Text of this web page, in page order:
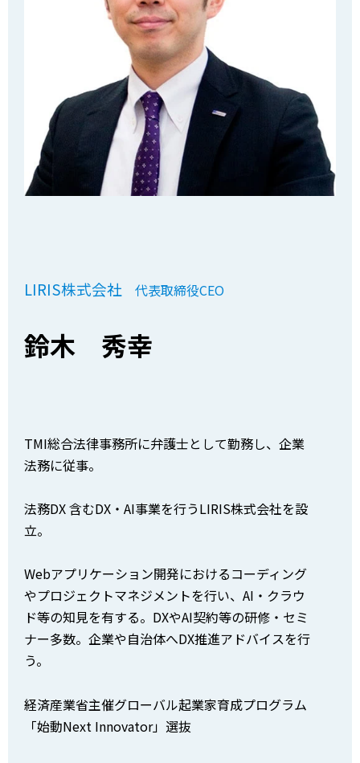
LIRIS株式会社 代表取締役CEO
鈴木 秀幸
TMI総合法律事務所に弁護士として勤務し、企業
法務に従事。
法務DX 含むDX・AI事業を行うLIRIS株式会社を設
立。
Webアプリケーション開発におけるコーディング
やプロジェクトマネジメントを行い、AI・クラウ
ド等の知見を有する。DXやAI契約等の研修・セミ
ナー多数。企業や自治体へDX推進アドバイスを行
う。
経済産業省主催グローバル起業家育成プログラム
「始動Next Innovator」選抜